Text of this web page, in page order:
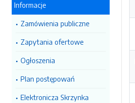
Informacje
Zamówienia publiczne
Zapytania ofertowe
Ogłoszenia
Plan postępowań
Elektronicza Skrzynka